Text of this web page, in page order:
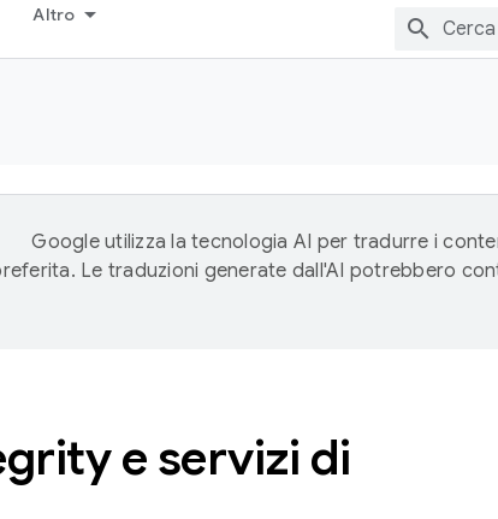
Altro
Google utilizza la tecnologia AI per tradurre i
Le traduzioni generate dall'AI potrebbero
e servizi di